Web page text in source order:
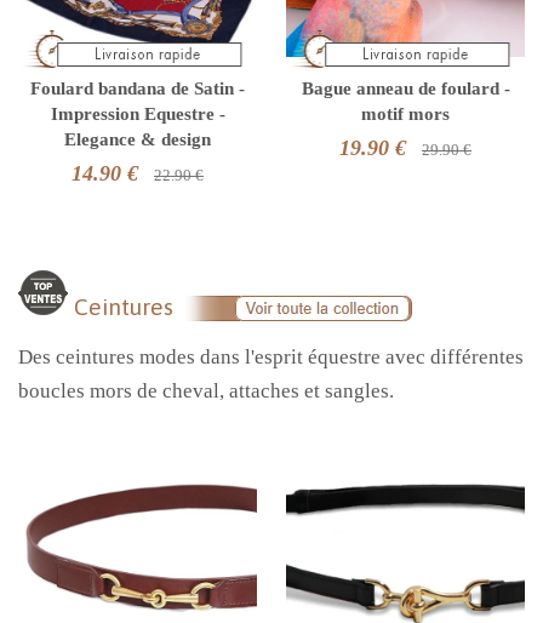
Foulard bandana de Satin -
Impression Equestre -
Elegance & design
14.90 € 22.90 €
Bague anneau de foulard -
motif mors
19.90 € 29.90 €
Ceintures
Des ceintures modes dans l'esprit équestre avec différentes
boucles mors de cheval, attaches et sangles.